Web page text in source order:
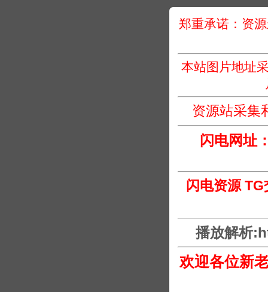
郑重承诺：资
本站图片地址
资源站采集
闪电网址
闪电资源 TG
播放解析
欢迎各位新